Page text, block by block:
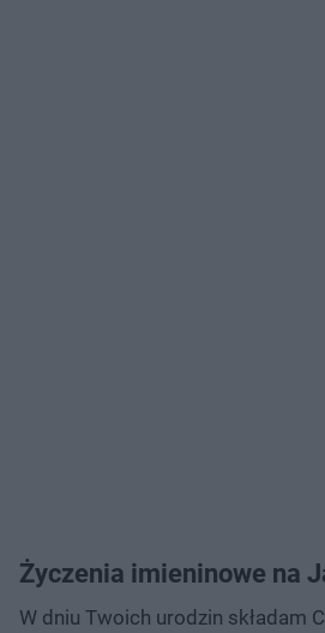
Życzenia imieninowe na
W dniu Twoich urodzin składam